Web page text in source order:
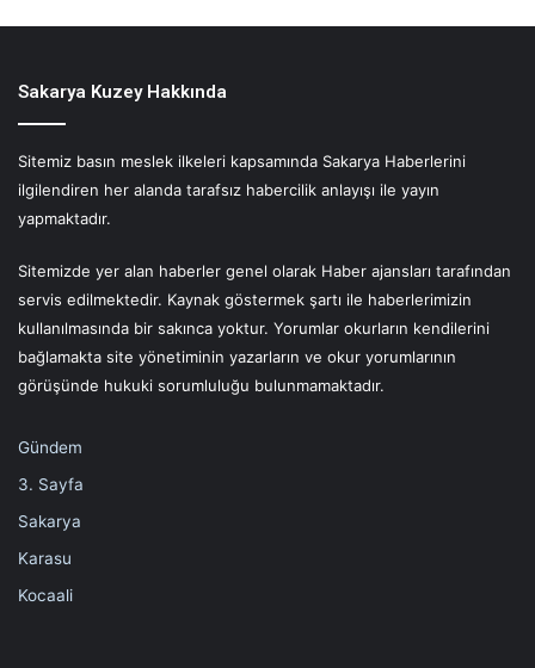
Sakarya Kuzey Hakkında
Sitemiz basın meslek ilkeleri kapsamında Sakarya Haberlerini
ilgilendiren her alanda tarafsız habercilik anlayışı ile yayın
yapmaktadır.
Sitemizde yer alan haberler genel olarak Haber ajansları tarafından
servis edilmektedir. Kaynak göstermek şartı ile haberlerimizin
kullanılmasında bir sakınca yoktur. Yorumlar okurların kendilerini
bağlamakta site yönetiminin yazarların ve okur yorumlarının
görüşünde hukuki sorumluluğu bulunmamaktadır.
Gündem
3. Sayfa
Sakarya
Karasu
Kocaali